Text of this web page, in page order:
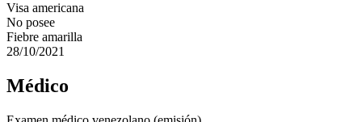
Visa americana
No posee
Fiebre amarilla
28/10/2021
Médico